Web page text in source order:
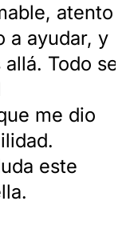
atento
a ayudar, y
Todo se
me dio
este